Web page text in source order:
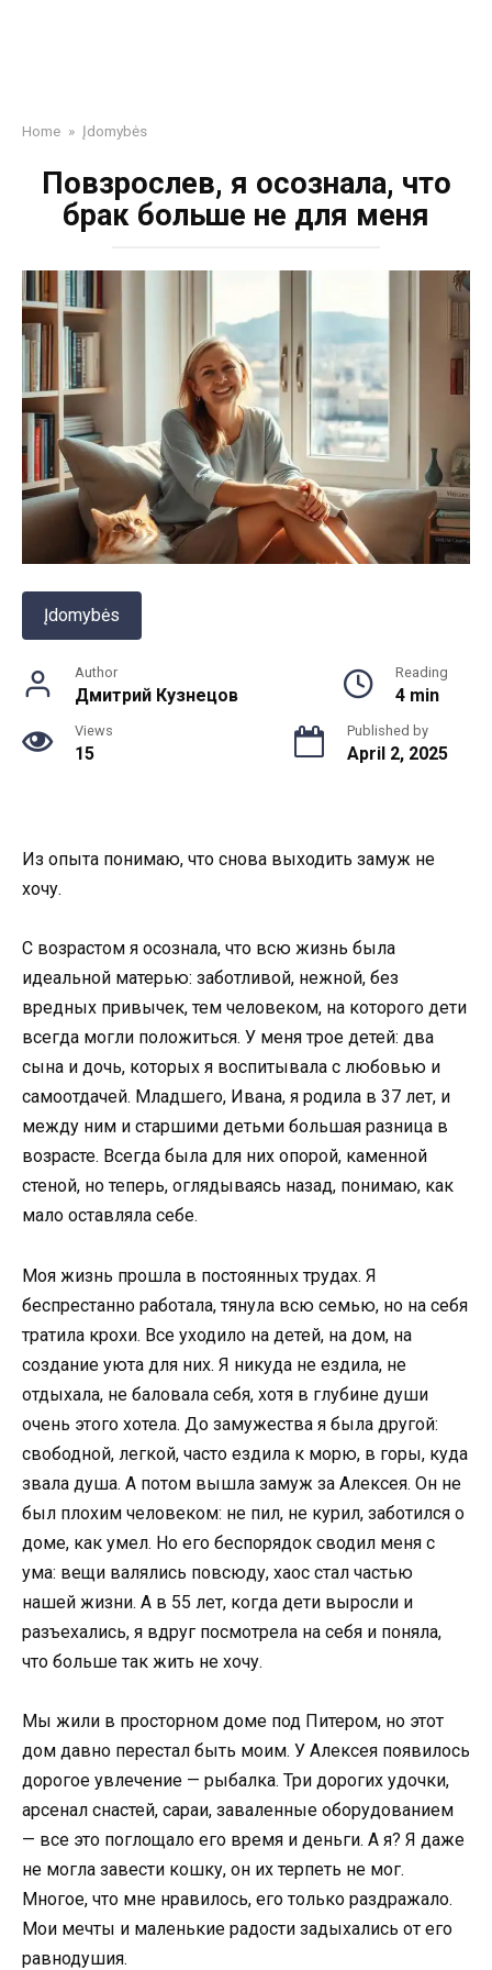
Home » Įdomybės
Повзрослев, я осознала, что
брак больше не для меня
Įdomybės
Author
Дмитрий Кузнецов
Reading
4 min
Views
15
Published by
April 2, 2025
Из опыта понимаю, что снова выходить замуж не
хочу.
С возрастом я осознала, что всю жизнь была
идеальной матерью: заботливой, нежной, без
вредных привычек, тем человеком, на которого дети
всегда могли положиться. У меня трое детей: два
сына и дочь, которых я воспитывала с любовью и
самоотдачей. Младшего, Ивана, я родила в 37 лет, и
между ним и старшими детьми большая разница в
возрасте. Всегда была для них опорой, каменной
стеной, но теперь, оглядываясь назад, понимаю, как
мало оставляла себе.
Моя жизнь прошла в постоянных трудах. Я
беспрестанно работала, тянула всю семью, но на себя
тратила крохи. Все уходило на детей, на дом, на
создание уюта для них. Я никуда не ездила, не
отдыхала, не баловала себя, хотя в глубине души
очень этого хотела. До замужества я была другой:
свободной, легкой, часто ездила к морю, в горы, куда
звала душа. А потом вышла замуж за Алексея. Он не
был плохим человеком: не пил, не курил, заботился о
доме, как умел. Но его беспорядок сводил меня с
ума: вещи валялись повсюду, хаос стал частью
нашей жизни. А в 55 лет, когда дети выросли и
разъехались, я вдруг посмотрела на себя и поняла,
что больше так жить не хочу.
Мы жили в просторном доме под Питером, но этот
дом давно перестал быть моим. У Алексея появилось
дорогое увлечение — рыбалка. Три дорогих удочки,
арсенал снастей, сараи, заваленные оборудованием
— все это поглощало его время и деньги. А я? Я даже
не могла завести кошку, он их терпеть не мог.
Многое, что мне нравилось, его только раздражало.
Мои мечты и маленькие радости задыхались от его
равнодушия.